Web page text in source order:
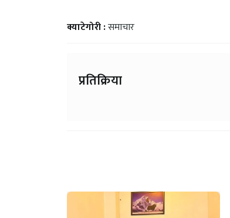
क्याटेगोरी :समाचार
प्रतिक्रिया